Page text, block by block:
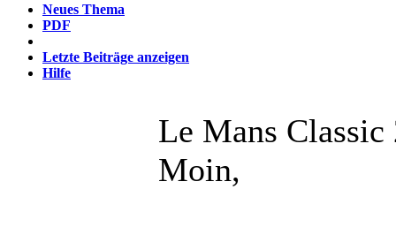
Neues Thema
PDF
Letzte Beiträge anzeigen
Hilfe
Le Mans
Moin,